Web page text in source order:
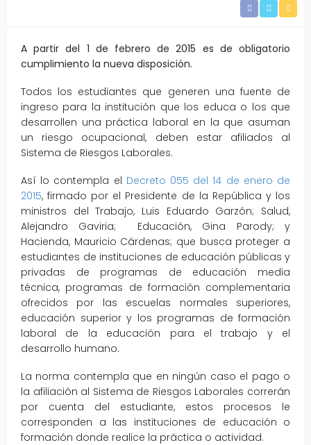
A partir del 1 de febrero de 2015 es de obligatorio
cumplimiento la nueva disposición.
Todos los estudiantes que generen una fuente de
ingreso para la institución que los educa o los que
desarrollen una práctica laboral en la que asuman
un riesgo ocupacional, deben estar afiliados al
Sistema de Riesgos Laborales.
Así lo contempla el Decreto 055 del 14 de enero de
2015, firmado por el Presidente de la República y los
ministros del Trabajo, Luis Eduardo Garzón; Salud,
Alejandro Gaviria; Educación, Gina Parody; y
Hacienda, Mauricio Cárdenas; que busca proteger a
estudiantes de instituciones de educación públicas y
privadas de programas de educación media
técnica, programas de formación complementaria
ofrecidos por las escuelas normales superiores,
educación superior y los programas de formación
laboral de la educación para el trabajo y el
desarrollo humano.
La norma contempla que en ningún caso el pago o
la afiliación al Sistema de Riesgos Laborales correrán
por cuenta del estudiante, estos procesos le
corresponden a las instituciones de educación o
formación donde realice la práctica o actividad.